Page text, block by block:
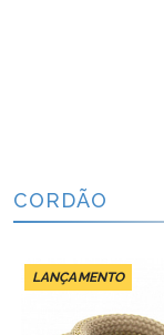
CORDÃO
LANÇAMENTO